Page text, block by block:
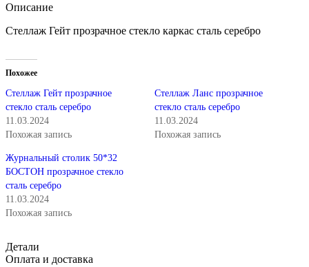
Описание
Стеллаж Гейт прозрачное стекло каркас сталь серебро
Похожее
Стеллаж Гейт прозрачное
стекло сталь серебро
11.03.2024
Похожая запись
Стеллаж Ланс прозрачное
стекло сталь серебро
11.03.2024
Похожая запись
Журнальный столик 50*32
БОСТОН прозрачное стекло
сталь серебро
11.03.2024
Похожая запись
Детали
Оплата и доставка